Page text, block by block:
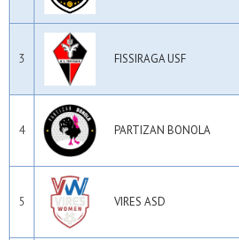
3 FISSIRAGA USF
4 PARTIZAN BONOLA
5 VIRES ASD